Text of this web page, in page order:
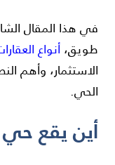
في هذا المقال
طويق، أنواع
الاستثمار، وأهم
الحي.
أين يقع